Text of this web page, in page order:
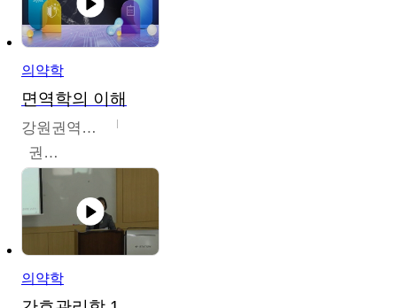
의약학
면역학의 이해
강원권역센터
권보인
의약학